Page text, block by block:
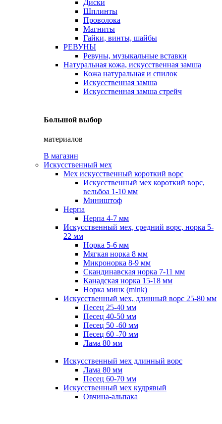
Диски
Шплинты
Проволока
Магниты
Гайки, винты, шайбы
РЕВУНЫ
Ревуны, музыкальные вставки
Натуральная кожа, искусственная замша
Кожа натуральная и спилок
Искусственная замша
Искусственная замша стрейч
Большой выбор
материалов
В магазин
Искусственный мех
Мех искусственный короткий ворс
Искусственный мех короткий ворс,
вельбоа 1-10 мм
Миништоф
Нерпа
Нерпа 4-7 мм
Искусственный мех, средний ворс, норка 5-
22 мм
Норка 5-6 мм
Мягкая норка 8 мм
Микронорка 8-9 мм
Скандинавская норка 7-11 мм
Канадская норка 15-18 мм
Норка минк (mink)
Искусственный мех, длинный ворс 25-80 мм
Песец 25-40 мм
Песец 40-50 мм
Песец 50 -60 мм
Песец 60 -70 мм
Лама 80 мм
Искусственный мех длинный ворс
Лама 80 мм
Песец 60-70 мм
Искусственный мех кудрявый
Овчина-альпака